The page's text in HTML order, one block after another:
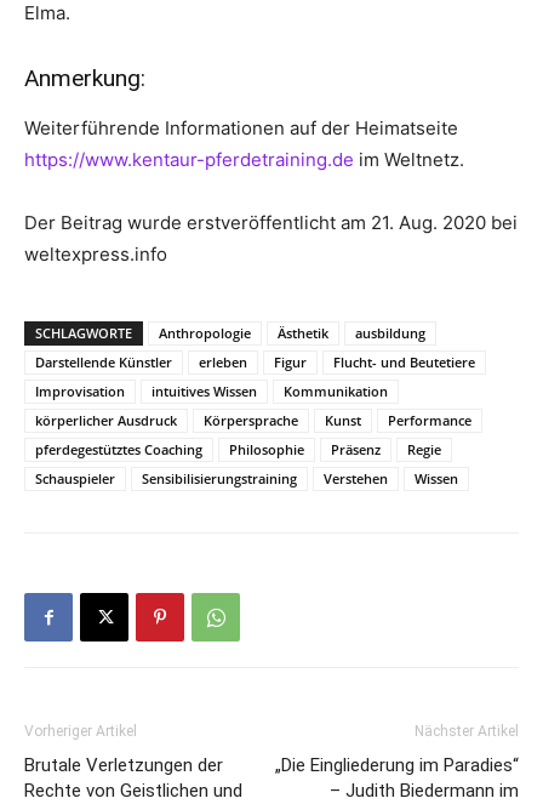
Elma.
Anmerkung:
Weiterführende Informationen auf der Heimatseite
https://www.kentaur-pferdetraining.de im Weltnetz.
Der Beitrag wurde erstveröffentlicht am 21. Aug. 2020 bei
weltexpress.info
SCHLAGWORTE Anthropologie Ästhetik
ausbildung
Darstellende Künstler
erleben Figur
Flucht- und Beutetiere
Improvisation
intuitives Wissen
Kommunikation
körperlicher Ausdruck
Körpersprache Kunst
Performance
pferdegestütztes Coaching
Philosophie Präsenz
Regie
Schauspieler
Sensibilisierungstraining Verstehen Wissen
Vorheriger Artikel
Brutale Verletzungen der
Rechte von Geistlichen und
Nächster Artikel
„Die Eingliederung im Paradies“
– Judith Biedermann im